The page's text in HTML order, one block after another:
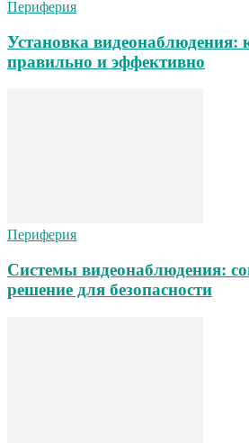
Периферия
Установка видеонаблюдения:
правильно и эффективно
Периферия
Системы видеонаблюдения:
решение для безопасности